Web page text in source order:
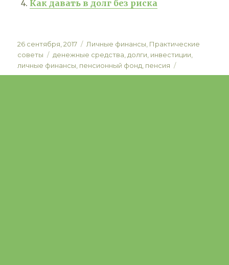
Как давать в долг без риска
Posted
on
26 сентября, 2017 Categories
Личные финансы Практические
советы
Tags
денежные средства долги инвестиции
личные финансы пенсионный фонд пенсия